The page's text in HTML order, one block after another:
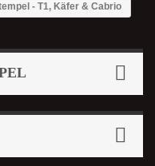
- T1, Käfer & Cabrio